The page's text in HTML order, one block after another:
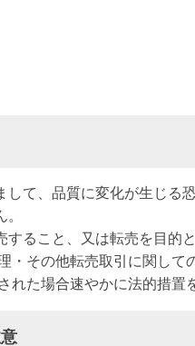
て、品質に変化が生じる
ること、又は転売を目
・その他転売取引に関し
れた場合速やかに法的措置